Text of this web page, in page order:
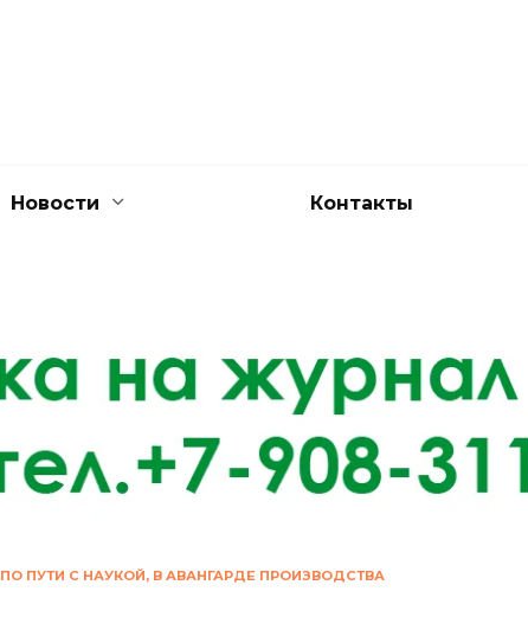
Новости Контакты
ПО ПУТИ С НАУКОЙ, В АВАНГАРДЕ ПРОИЗВОДСТВА